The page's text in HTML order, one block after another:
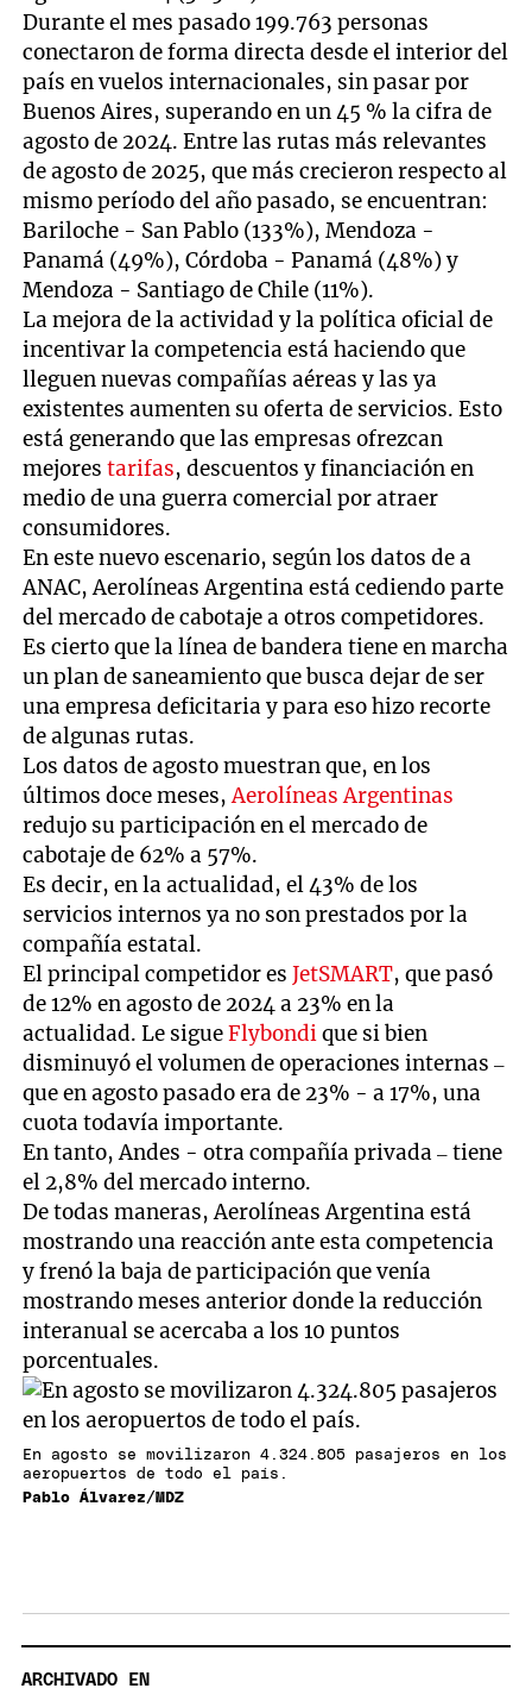
Durante el mes pasado 199.763 personas
conectaron de forma directa desde el interior del
país en vuelos internacionales, sin pasar por
Buenos Aires, superando en un 45 % la cifra de
agosto de 2024. Entre las rutas más relevantes
de agosto de 2025, que más crecieron respecto al
mismo período del año pasado, se encuentran:
Bariloche - San Pablo (133%), Mendoza -
Panamá (49%), Córdoba - Panamá (48%) y
Mendoza - Santiago de Chile (11%).
La mejora de la actividad y la política oficial de
incentivar la competencia está haciendo que
lleguen nuevas compañías aéreas y las ya
existentes aumenten su oferta de servicios. Esto
está generando que las empresas ofrezcan
mejorestarifas, descuentos y financiación en
medio de una guerra comercial por atraer
consumidores.
En este nuevo escenario, según los datos de a
ANAC, Aerolíneas Argentina está cediendo parte
del mercado de cabotaje a otros competidores.
Es cierto que la línea de bandera tiene en marcha
un plan de saneamiento que busca dejar de ser
una empresa deficitaria y para eso hizo recorte
de algunas rutas.
Los datos de agosto muestran que, en los
últimos doce meses,Aerolíneas Argentinas
redujo su participación en el mercado de
cabotaje de 62% a 57%.
Es decir, en la actualidad, el 43% de los
servicios internos ya no son prestados por la
compañía estatal.
El principal competidor esJetSMART, que pasó
de 12% en agosto de 2024 a 23% en la
actualidad. Le sigueFlybondique si bien
disminuyó el volumen de operaciones internas –
que en agosto pasado era de 23% - a 17%, una
cuota todavía importante.
En tanto, Andes - otra compañía privada – tiene
el 2,8% del mercado interno.
De todas maneras, Aerolíneas Argentina está
mostrando una reacción ante esta competencia
y frenó la baja de participación que venía
mostrando meses anterior donde la reducción
interanual se acercaba a los 10 puntos
porcentuales.
En agosto se movilizaron 4.324.805 pasajeros en los
aeropuertos de todo el país.
Pablo Álvarez/MDZ
ARCHIVADO EN